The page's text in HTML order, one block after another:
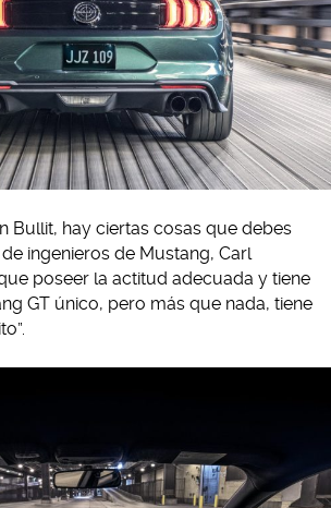
Bullit, hay ciertas cosas que debes
ingenieros de Mustang, Carl
poseer la actitud adecuada y tiene
GT único, pero más que nada, tiene